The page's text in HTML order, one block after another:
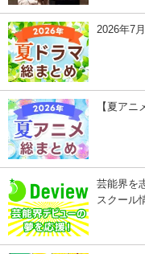
2026年7
【夏ア
芸能界を
スクール